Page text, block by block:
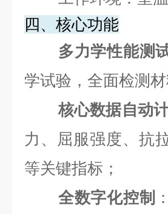
四、核心功能
多力学性能测
学试验，全面检测
核心数据自动
力、屈服强度、抗
等关键指标；
全数字化控制